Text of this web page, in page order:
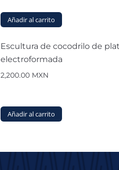
Añadir al carrito
Escultura de cocodrilo de
electroformada
2,200.00 MXN
Añadir al carrito